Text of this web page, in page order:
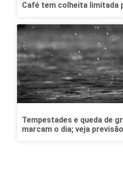
Café tem colheita limitada
Tempestades e queda de
marcam o dia; veja previsão